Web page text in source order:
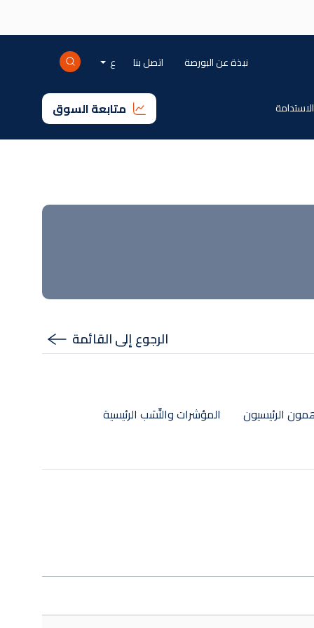
Mini-right-ar
نبذة عن البورصة اتصل بنا ع
متابعة السوق
الرجوع إلى القائمة
الرئيسيون
المؤشرات والنِّسَب الرئيسية